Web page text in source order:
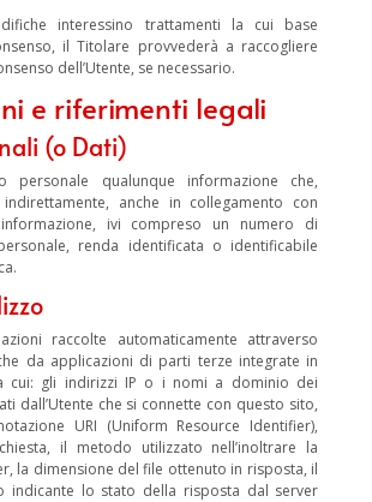
interessino trattamenti la cui base
il Titolare provvederà a raccogliere
dell’Utente, se necessario.
e riferimenti legali
(o Dati)
personale qualunque informazione che,
anche in collegamento con
ivi compreso un numero di
renda identificata o identificabile
raccolte automaticamente attraverso
da applicazioni di parti terze integrate in
cui: gli indirizzi IP o i nomi a dominio dei
dall’Utente che si connette con questo sito,
URI (Uniform Resource Identifier),
il metodo utilizzato nell’inoltrare la
la dimensione del file ottenuto in risposta, il
indicante lo stato della risposta dal server